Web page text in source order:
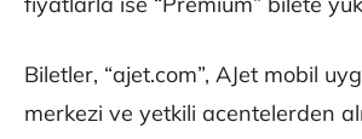
Biletler, “ajet.com”, AJet mobil
merkezi ve yetkili acentelerden